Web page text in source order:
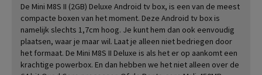
De Mini M8S II (2GB) Deluxe Android tv box, is een van de meest
compacte boxen van het moment. Deze Android tv box is
namelijk slechts 1,7cm hoog. Je kunt hem dan ook eenvoudig
plaatsen, waar je maar wil. Laat je alleen niet bedriegen door
het formaat. De Mini M8S II Deluxe is als het er op aankomt een
krachtige powerbox. En dan hebben we het niet alleen over de